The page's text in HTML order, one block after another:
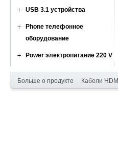
USB 3.1 устройства
Phone телефонное
оборудование
Power электропитание 220 V
Больше о продукте Кабели HDMI